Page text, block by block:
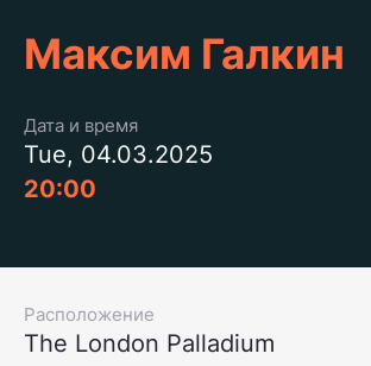
Максим Галкин
Дата и время
Tue, 04.03.2025
20:00
Расположение
The London Palladium